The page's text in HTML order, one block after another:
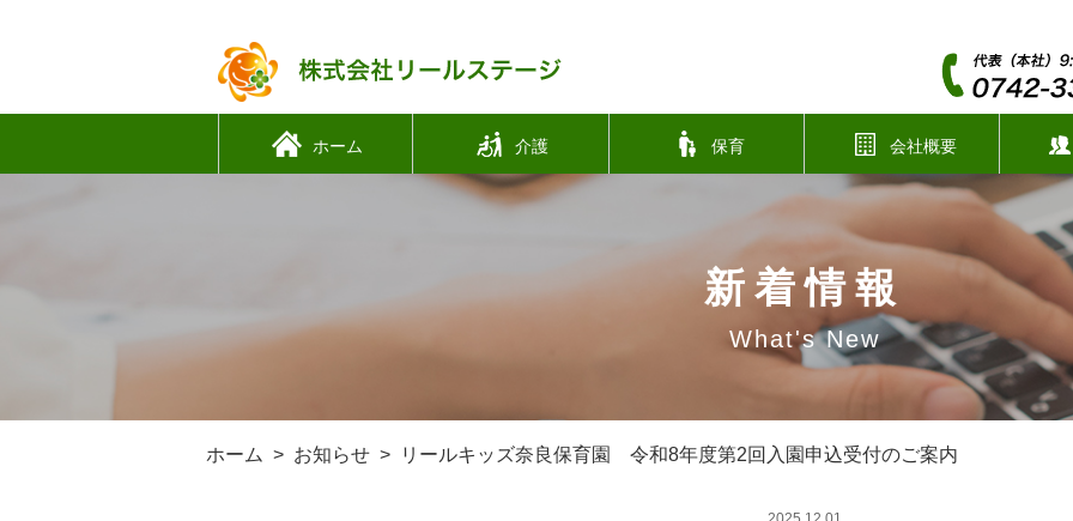
ホーム 介護 保育 会社概要
新着情報
What's New
ホーム お知らせ リールキッズ奈良保育園 令和8年度第2回入園申込受付のご案内